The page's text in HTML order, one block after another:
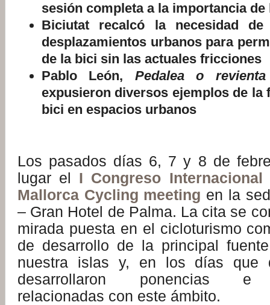
sesión completa a la importancia
Biciutat recalcó la necesidad de
desplazamientos urbanos para
de la bici sin las actuales fricciones
Pablo León, Pedalea o
expusieron diversos ejemplos de la
bici en espacios urbanos
Los pasados días 6, 7 y 8 de
lugar el I Congreso
Mallorca Cycling meeting en la
– Gran Hotel de Palma. La cita se
mirada puesta en el cicloturismo
de desarrollo de la principal
nuestra islas y, en los días que
desarrollaron ponencias e
relacionadas con este ámbito.